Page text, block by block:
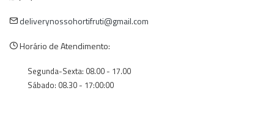
deliverynossohortifruti@gmail.com
Horário de Atendimento:
Segunda-Sexta: 08.00 - 17.00
Sábado: 08.30 - 17:00:00